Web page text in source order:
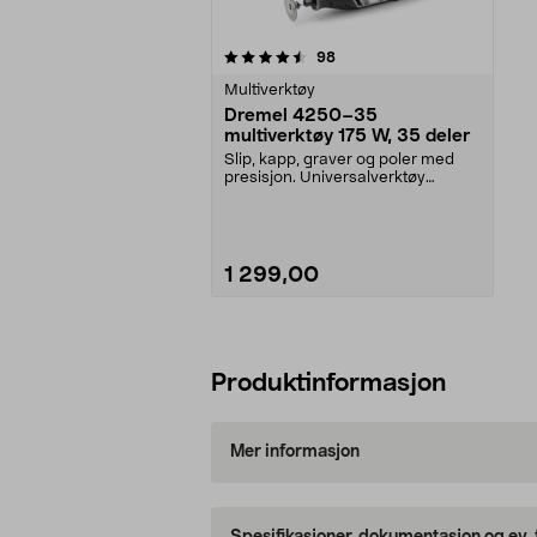
98anmeldelser
Multiverktøy
Dremel 4250–35
multiverktøy 175 W, 35 deler
Slip, kapp, graver og poler med
presisjon. Universalverktøy
1 299,00
Produktinformasjon
Mer informasjon